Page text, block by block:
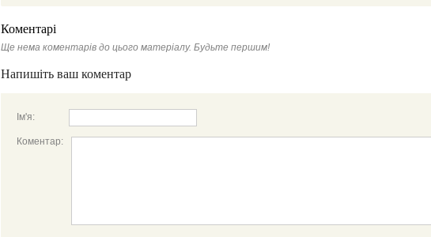
Коментарі
Ще нема коментарів до цього матеріалу. Будьте першим!
Напишіть ваш коментар
Ім'я:
Коментар: